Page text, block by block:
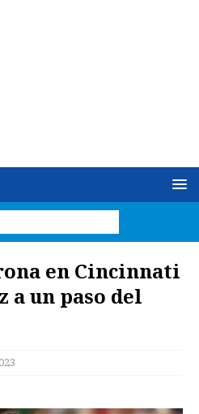
en Cincinnati
a un paso del